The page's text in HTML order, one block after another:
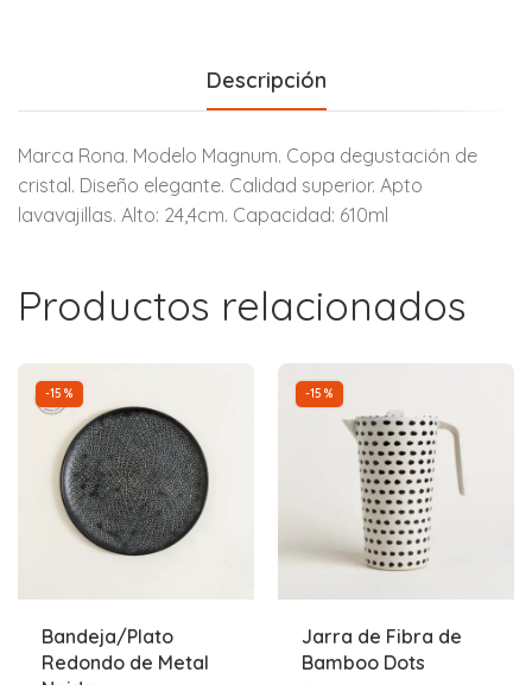
Descripción
Marca Rona. Modelo Magnum. Copa degustación de
cristal. Diseño elegante. Calidad superior. Apto
lavavajillas. Alto: 24,4cm. Capacidad: 610ml
Productos relacionados
-15%
Bandeja/Plato
Redondo de Metal
-15%
Jarra de Fibra de
Bamboo Dots